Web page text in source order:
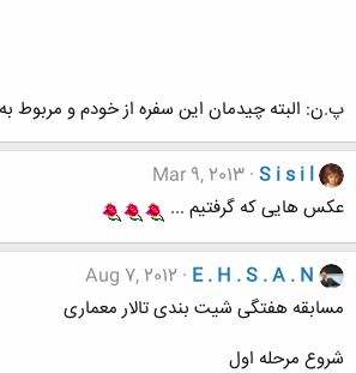
پ.ن: البته چیدمان این سفره از خودم و مربوط به
S i s i l
Mar 9, 2013
عکس هایی که گرفتیم ...
E . H . S . A . N
Aug 7, 2012
مسابقه هفتگی شیت بندی تالار معماری
شروع مرحله اول